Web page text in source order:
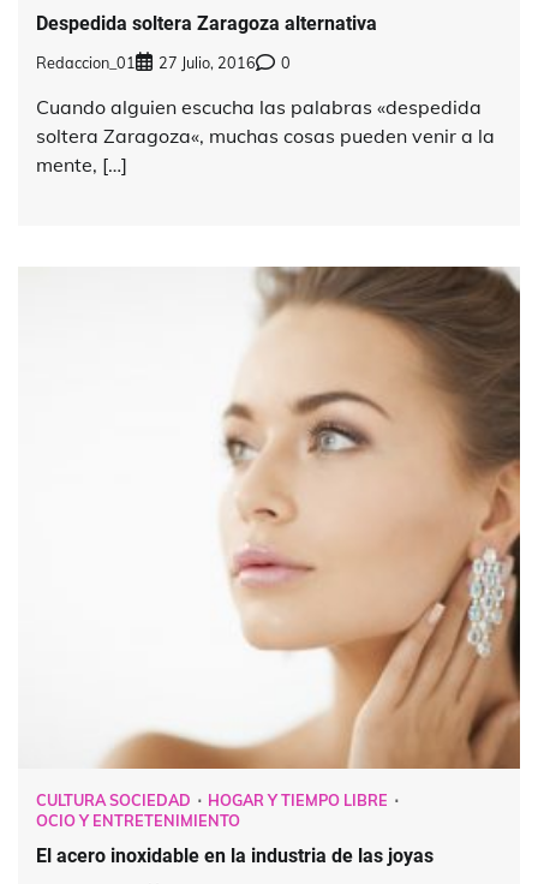
Despedida soltera Zaragoza alternativa
Redaccion_01 27 Julio, 2016 0
Cuando alguien escucha las palabras «despedida
soltera Zaragoza«, muchas cosas pueden venir a la
mente, […]
CULTURA SOCIEDAD
HOGAR Y TIEMPO LIBRE
OCIO Y ENTRETENIMIENTO
El acero inoxidable en la industria de las joyas